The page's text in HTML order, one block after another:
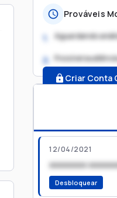
Prováveis
1. Aguardando
2. Possível
Criar Conta
12/04/2021
xxxxxxxx
Desbloquear